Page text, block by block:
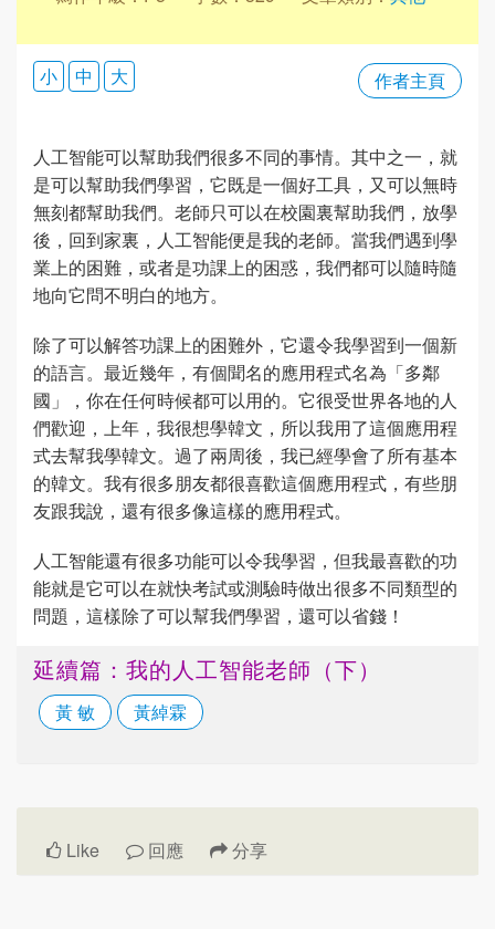
作者主頁
小 中 大
人工智能可以幫助我們很多不同的事情。其中之一，就
是可以幫助我們學習，它既是一個好工具，又可以無時
無刻都幫助我們。老師只可以在校園裏幫助我們，放學
後，回到家裏，人工智能便是我的老師。當我們遇到學
業上的困難，或者是功課上的困惑，我們都可以隨時隨
地向它問不明白的地方。
除了可以解答功課上的困難外，它還令我學習到一個新
的語言。最近幾年，有個聞名的應用程式名為「多鄰
國」，你在任何時候都可以用的。它很受世界各地的人
們歡迎，上年，我很想學韓文，所以我用了這個應用程
式去幫我學韓文。過了兩周後，我已經學會了所有基本
的韓文。我有很多朋友都很喜歡這個應用程式，有些朋
友跟我說，還有很多像這樣的應用程式。
人工智能還有很多功能可以令我學習，但我最喜歡的功
能就是它可以在就快考試或測驗時做出很多不同類型的
問題，這樣除了可以幫我們學習，還可以省錢！
延續篇：我的人工智能老師（下）
黃 敏 黃綽霖
Like 回應 分享